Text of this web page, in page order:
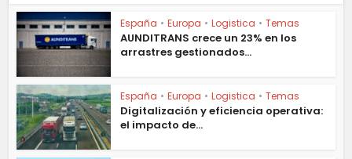
España • Europa • Logistica • Temas
AUNDITRANS crece un 23% en los
arrastres gestionados...
España • Europa • Logistica • Temas
Digitalización y eficiencia operativa:
el impacto de...